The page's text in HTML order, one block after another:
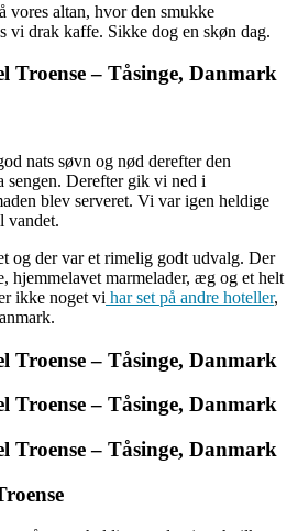
vores altan, hvor den smukke
vi drak kaffe. Sikke dog en skøn dag.
nats søvn og nød derefter den
sengen. Derefter gik vi ned i
blev serveret. Vi var igen heldige
vandet.
og der var et rimelig godt udvalg. Der
hjemmelavet marmelader, æg og et helt
ikke noget vi har set på andre hoteller,